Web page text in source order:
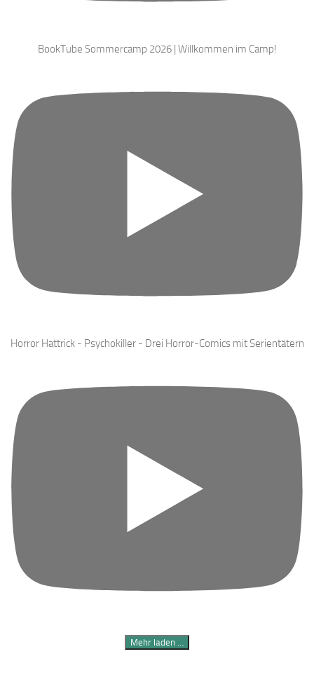
BookTube Sommercamp 2026 | Willkommen im Camp!
Horror Hattrick - Psychokiller - Drei Horror-Comics mit Serientätern
Mehr laden …